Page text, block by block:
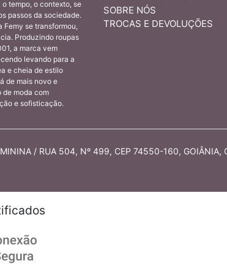
SOBRE NÓS
TROCAS E DEVOLUÇÕES
tempo, o contexto, se
passos da sociedade.
Femy se transformou,
Produzindo roupas
a marca vem
levando para a
e cheia de estilo
de mais novo e
de moda com
e sofisticação.
/ RUA 504, Nº 499, CEP 74550-160,